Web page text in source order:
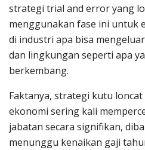
strategi trial and error yang
menggunakan fase ini untuk
di industri apa bisa
dan lingkungan seperti apa
berkembang.
Faktanya, strategi kutu
ekonomi sering kali
jabatan secara signifikan,
menunggu kenaikan gaji